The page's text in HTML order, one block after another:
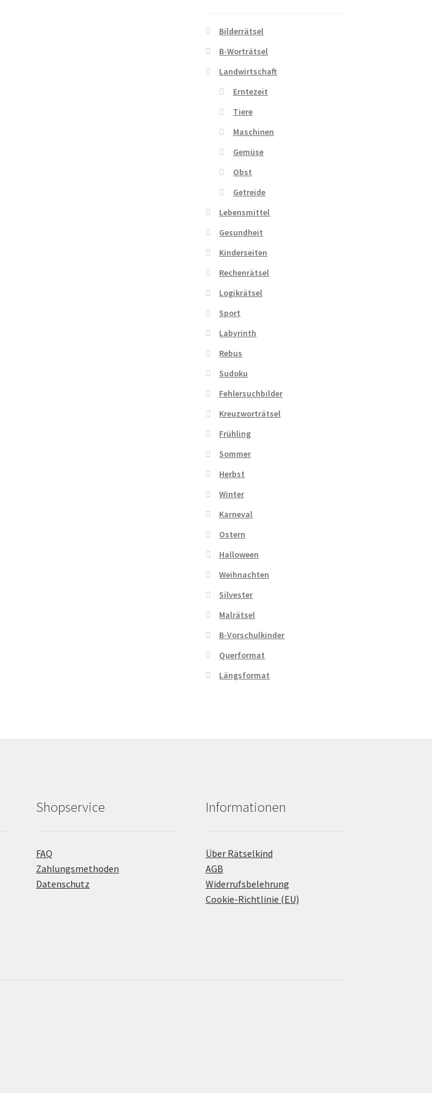
Bilderrätsel
B-Worträtsel
Landwirtschaft
Erntezeit
Tiere
Maschinen
Gemüse
Obst
Getreide
Lebensmittel
Gesundheit
Kinderseiten
Rechenrätsel
Logikrätsel
Sport
Labyrinth
Rebus
Sudoku
Fehlersuchbilder
Kreuzworträtsel
Frühling
Sommer
Herbst
Winter
Karneval
Ostern
Halloween
Weihnachten
Silvester
Malrätsel
B-Vorschulkinder
Querformat
Längsformat
Shopservice
FAQ
Zahlungsmethoden
Datenschutz
Informationen
Über Rätselkind
AGB
Widerrufsbelehrung
Cookie-Richtlinie (EU)